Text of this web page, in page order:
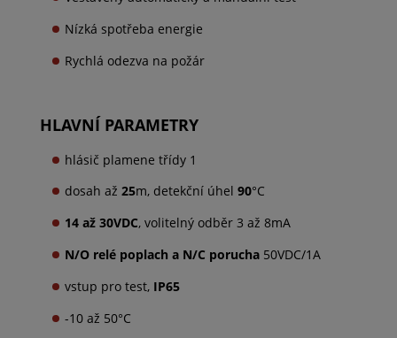
Nízká spotřeba energie
Rychlá odezva na požár
HLAVNÍ PARAMETRY
hlásič plamene třídy 1
dosah až 25m, detekční úhel 90°C
14 až 30VDC, volitelný odběr 3 až 8mA
N/O relé poplach a N/C porucha 50VDC/1A
vstup pro test, IP65
-10 až 50°C